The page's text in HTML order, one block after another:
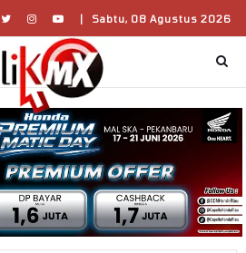
| Sabtu, 08 Agustus 2026